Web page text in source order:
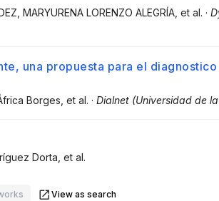
, MARYURENA LORENZO ALEGRÍA , et al. ·
una propuesta para el
Borges , et al. · Dialnet (Universidad de la
Dorta , et al.
View as search